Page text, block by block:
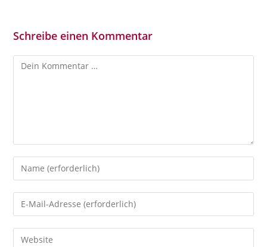
Schreibe einen Kommentar
Kommentar
Gib
deinen
Namen
oder
zum
Gib
deine
E-
Mail-
Gib